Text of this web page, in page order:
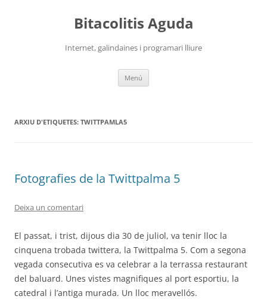
Bitacolitis Aguda
Internet, galindaines i programari lliure
Menú
ARXIU D'ETIQUETES: TWITTPAMLA5
Fotografies de la Twittpalma 5
Deixa un comentari
El passat, i trist, dijous dia 30 de juliol, va tenir lloc la
cinquena trobada twittera, la Twittpalma 5. Com a segona
vegada consecutiva es va celebrar a la terrassa restaurant
del baluard. Unes vistes magnifiques al port esportiu, la
catedral i l’antiga murada. Un lloc meravellós.